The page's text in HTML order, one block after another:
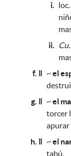
i.
ii.
Cu.
f. ǁ ~el
g. ǁ ~el
torcer
apurar
h. ǁ ~el
tabú.